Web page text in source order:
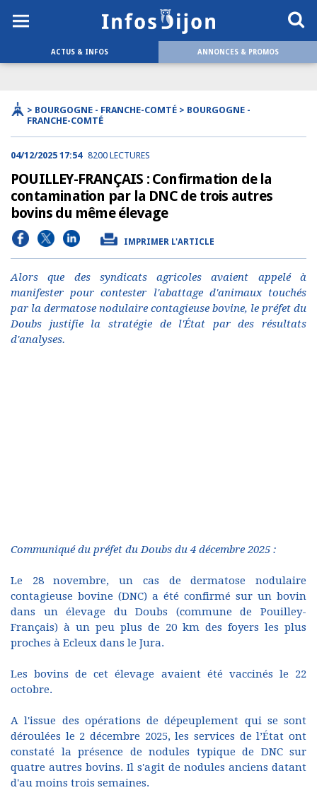
ACTUS & INFOS ANNONCES & PROMOS
> BOURGOGNE - FRANCHE-COMTÉ > BOURGOGNE -
FRANCHE-COMTÉ
04/12/2025 17:54 8200 LECTURES
POUILLEY-FRANÇAIS : Confirmation de la
contamination par la DNC de trois autres
bovins du même élevage
IMPRIMER L'ARTICLE
Alors que des syndicats agricoles avaient appelé à
manifester pour contester l'abattage d'animaux touchés
par la dermatose nodulaire contagieuse bovine, le préfet du
Doubs justifie la stratégie de l'État par des résultats
d'analyses.
Communiqué du préfet du Doubs du 4 décembre 2025 :
Le 28 novembre, un cas de dermatose nodulaire
contagieuse bovine (DNC) a été confirmé sur un bovin
dans un élevage du Doubs (commune de Pouilley-
Français) à un peu plus de 20 km des foyers les plus
proches à Ecleux dans le Jura.
Les bovins de cet élevage avaient été vaccinés le 22
octobre.
A l'issue des opérations de dépeuplement qui se sont
déroulées le 2 décembre 2025, les services de l’État ont
constaté la présence de nodules typique de DNC sur
quatre autres bovins. Il s'agit de nodules anciens datant
d'au moins trois semaines.